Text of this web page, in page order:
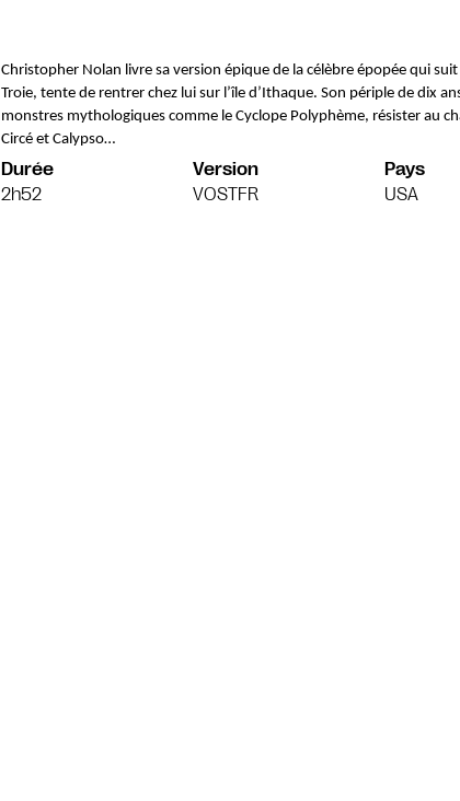
Christopher Nolan livre sa version épique de la célèbre épopée qui
Troie, tente de rentrer chez lui sur l’île d’Ithaque. Son périple de dix
monstres mythologiques comme le Cyclope Polyphème, résister au
Circé et Calypso…
Durée
2h52
Version
VOSTFR
Pays
USA